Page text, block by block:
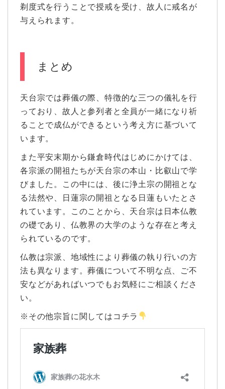
剃度式を行うことで授戒を受け、故人に戒名が
与えられます。
まとめ
天台宗では葬儀の際、特徴的な三つの儀礼を行
っており、故人と参列者と全員が一緒になり祈
ることで成仏ができるという考え方に基づいて
います。
また平安末期から鎌倉時代はじめにかけては、
各宗派の開祖たちが天台宗の本山・比叡山で学
びました。この中には、後に浄土宗の開祖とな
る法然や、日蓮宗の開祖となる日蓮もいたとさ
れています。このことから、天台宗は日本仏教
の礎であり、仏教界の大学のような存在と考え
られているのです。
仏教は宗派、地域性により葬儀の執り行いの方
法も異なります。葬儀について不明な点、ご不
安などがあればいつでもお気軽にご相談くださ
い。
※その他宗旨に関してはコチラ